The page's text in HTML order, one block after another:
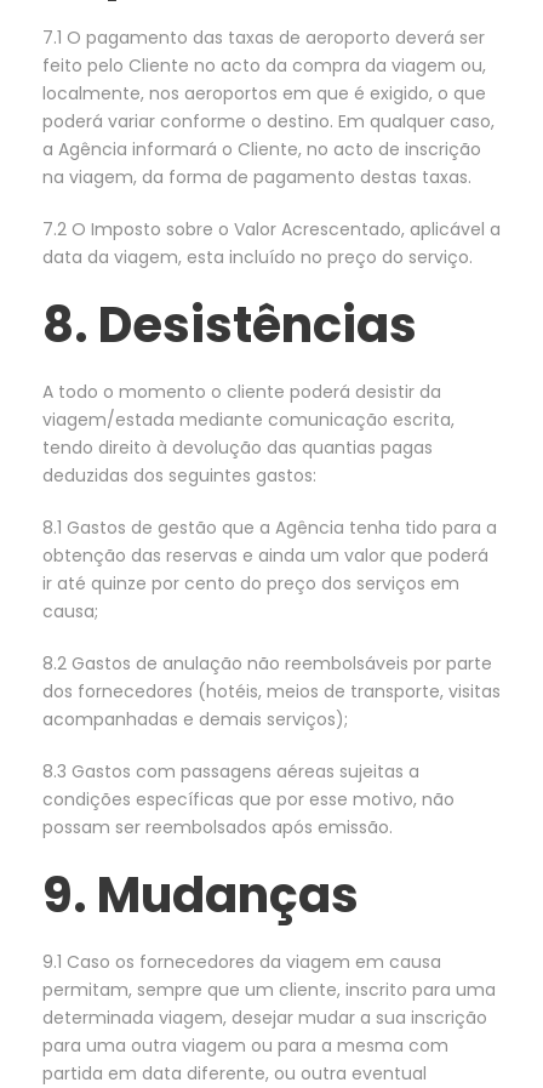
7.1 O pagamento das taxas de aeroporto deverá ser
feito pelo Cliente no acto da compra da viagem ou,
localmente, nos aeroportos em que é exigido, o que
poderá variar conforme o destino. Em qualquer caso,
a Agência informará o Cliente, no acto de inscrição
na viagem, da forma de pagamento destas taxas.
7.2 O Imposto sobre o Valor Acrescentado, aplicável a
data da viagem, esta incluído no preço do serviço.
8. Desistências
A todo o momento o cliente poderá desistir da
viagem/estada mediante comunicação escrita,
tendo direito à devolução das quantias pagas
deduzidas dos seguintes gastos:
8.1 Gastos de gestão que a Agência tenha tido para a
obtenção das reservas e ainda um valor que poderá
ir até quinze por cento do preço dos serviços em
causa;
8.2 Gastos de anulação não reembolsáveis por parte
dos fornecedores (hotéis, meios de transporte, visitas
acompanhadas e demais serviços);
8.3 Gastos com passagens aéreas sujeitas a
condições específicas que por esse motivo, não
possam ser reembolsados após emissão.
9. Mudanças
9.1 Caso os fornecedores da viagem em causa
permitam, sempre que um cliente, inscrito para uma
determinada viagem, desejar mudar a sua inscrição
para uma outra viagem ou para a mesma com
partida em data diferente, ou outra eventual